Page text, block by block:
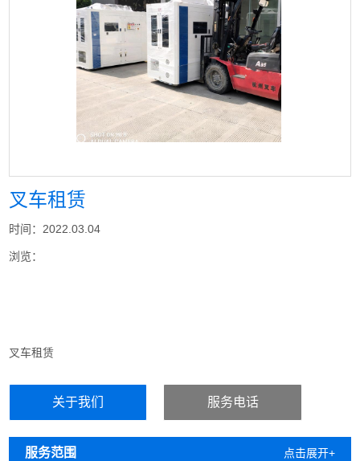
叉车租赁
时间：2022.03.04
浏览：
叉车租赁
关于我们 服务电话
服务范围 点击展开+